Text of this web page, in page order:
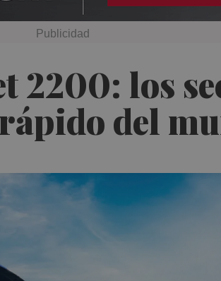
2200: los
del